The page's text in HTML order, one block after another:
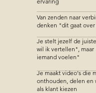
Van zenden naar
denken "dit gaat
Je stelt jezelf de
wil ik vertellen", maar
iemand voelen"
Je maakt video's die
onthouden, delen en
als klant kiezen